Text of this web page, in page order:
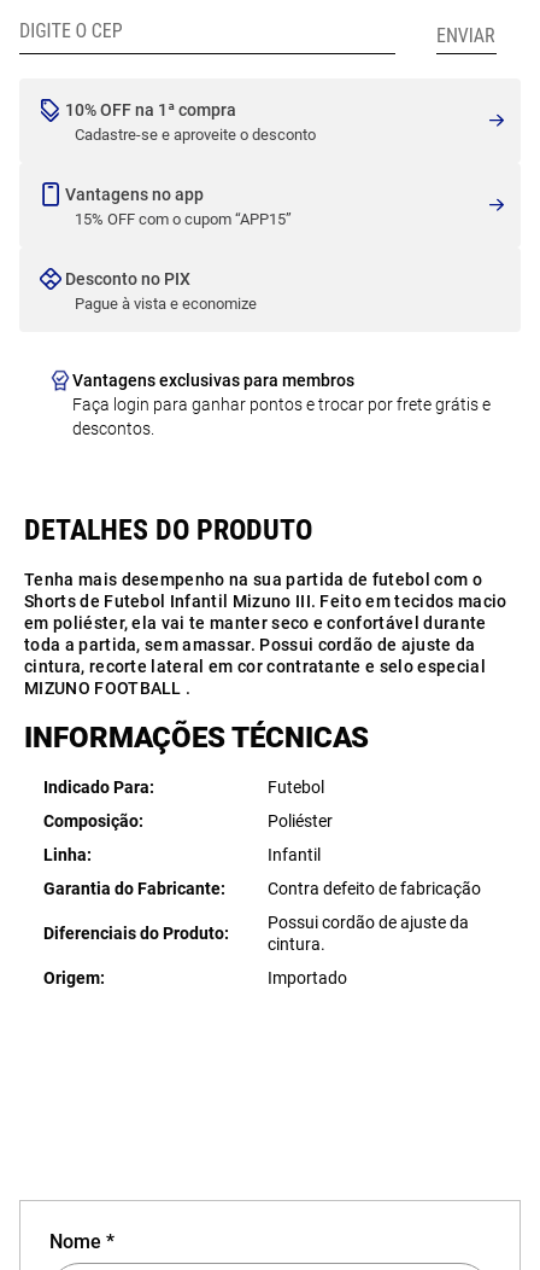
10% OFF na 1ª compra
Cadastre-se e aproveite o desconto
Vantagens no app
15% OFF com o cupom “APP15”
Desconto no PIX
Pague à vista e economize
Vantagens exclusivas para membros
Faça login para ganhar pontos e trocar por frete grátis e
descontos.
Tenha mais desempenho na sua partida de futebol com o
Shorts de Futebol Infantil Mizuno III. Feito em tecidos macio
em poliéster, ela vai te manter seco e confortável durante
toda a partida, sem amassar. Possui cordão de ajuste da
cintura, recorte lateral em cor contratante e selo especial
MIZUNO FOOTBALL .
INFORMAÇÕES TÉCNICAS
Indicado Para
Futebol
Composição
Poliéster
Linha
Infantil
Garantia do Fabricante
Contra defeito de fabricação
Diferenciais do Produto
Possui cordão de ajuste da
cintura.
Origem
Importado
Nome *